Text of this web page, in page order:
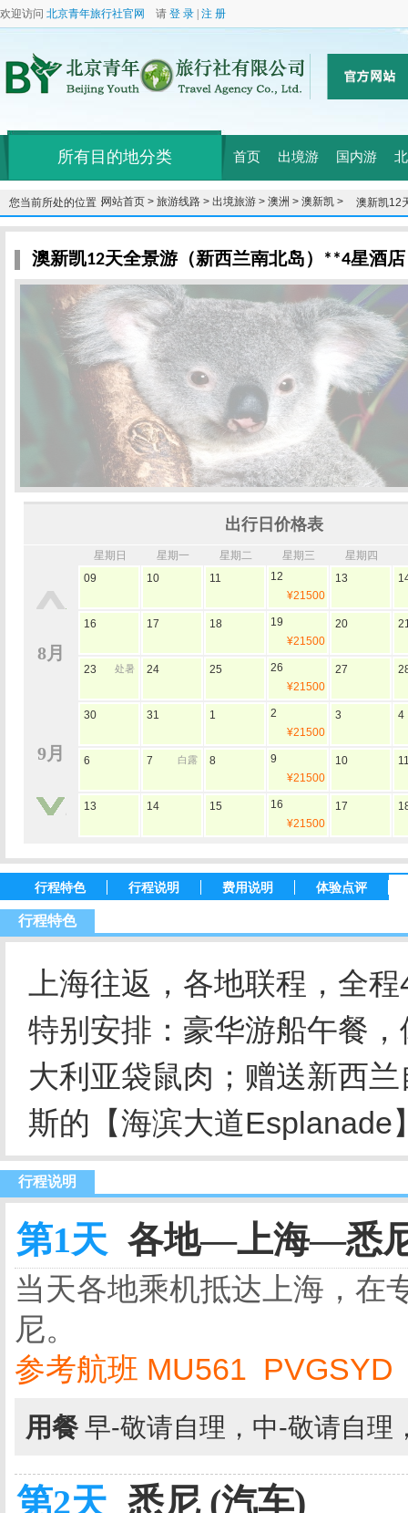
欢迎访问 北京青年旅行社官网 请 登 录 注 册
所有目的地分类 首页 出境游 国内游
您当前所处的位置：网站首页 > 旅游线路 > 出境旅游 > 澳洲 > 澳新凯 > 澳新凯12
澳新凯12天全景游（新西兰南北岛）**4星酒店
出行日价格表
8月
9月
星期日 星期一 星期二 星期三 星期四
09
10 11
12
¥21500
13
16 17 18
19
¥21500
20
23 处暑 24 25
26
¥21500
27
30 31 1
2
¥21500
3 4
6 7 白露 8
9
¥21500
10
13 14 15
16
¥21500
17
行程特色 行程说明 费用说明 体验点评
行程特色
上海往返，各地联程，全
特别安排：豪华游船午餐
大利亚袋鼠肉； 赠送新西
斯的【海滨大道Esplanade
行程说明
第1天 各地—上海—悉
当天各地乘机抵达上海，在
尼。
参考航班 MU561 PVGSYD
用餐 早-敬请自理，中-敬请自理
第2天 悉尼 (汽车)